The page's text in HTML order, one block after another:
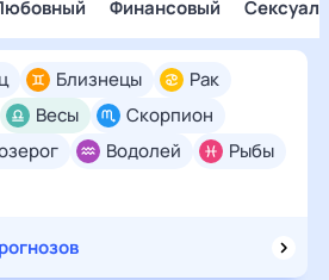
Финансовый
Близнецы
Рак
Весы
Скорпион
Водолей Рыбы